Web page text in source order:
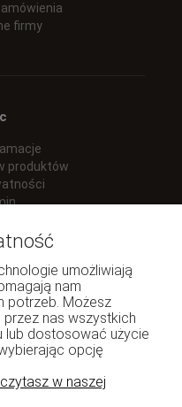
firmy
produktów
umożliwiają
nam
potrzeb. Możesz
nas wszystkich
lub dostosować użycie
opcję
w naszej